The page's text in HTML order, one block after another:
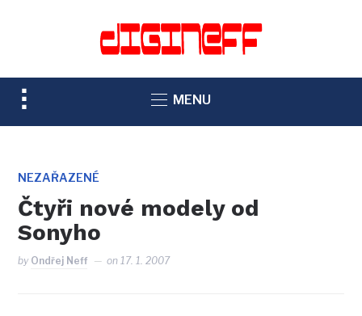
TOGGLE
SIDEBAR
NAVIGATION
MENU
NEZAŘAZENÉ
Čtyři nové modely od
Sonyho
by Ondřej Neff on17. 1. 2007